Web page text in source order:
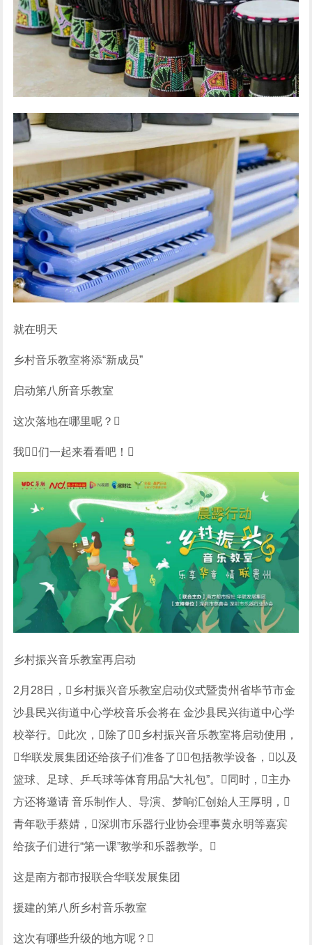
就在明天
乡村音乐教室将添“新成员”
启动第八所音乐教室
这次落地在哪里呢？
我们一起来看看吧！
乡村振兴音乐教室再启动
2月28日，乡村振兴音乐教室启动仪式暨贵州省毕节市金
沙县民兴街道中心学校音乐会将在 金沙县民兴街道中心学
校举行。此次，除了乡村振兴音乐教室将启动使用，
华联发展集团还给孩子们准备了包括教学设备，以及
篮球、足球、乒乓球等体育用品“大礼包”。同时，主办
方还将邀请 音乐制作人、导演、梦响汇创始人王厚明，
青年歌手蔡婧，深圳市乐器行业协会理事黄永明等嘉宾
给孩子们进行“第一课”教学和乐器教学。
这是南方都市报联合华联发展集团
援建的第八所乡村音乐教室
这次有哪些升级的地方呢？